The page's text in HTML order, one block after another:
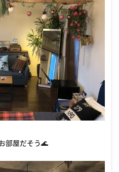
部屋だそう🌊